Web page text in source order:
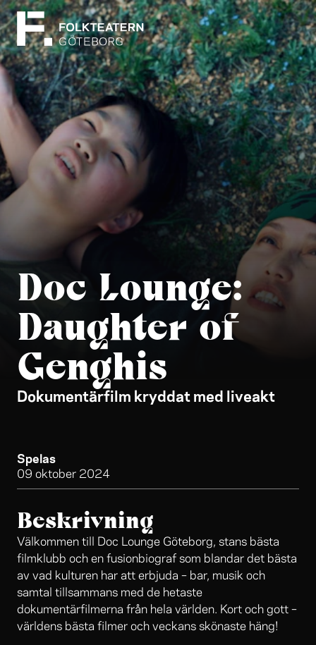
Doc Lounge:
Daughter of
Genghis
Dokumentärfilm kryddat med liveakt
Spelas
09 oktober 2024
Beskrivning
Välkommen till Doc Lounge Göteborg, stans bästa
filmklubb och en fusionbiograf som blandar det bästa
av vad kulturen har att erbjuda – bar, musik och
samtal tillsammans med de hetaste
dokumentärfilmerna från hela världen. Kort och gott –
världens bästa filmer och veckans skönaste häng!